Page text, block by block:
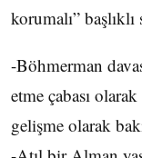
korumalı” başlıklı
-Böhmerman
etme çabası
gelişme olarak